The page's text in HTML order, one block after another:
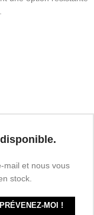
mail et nous vous
stock.
PRÉVENEZ-MOI !